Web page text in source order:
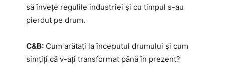
să învețe regulile industriei și cu timpul s-au
pierdut pe drum.
C&B: Cum arătați la începutul drumului și cum
simțiți că v-ați transformat până în prezent?